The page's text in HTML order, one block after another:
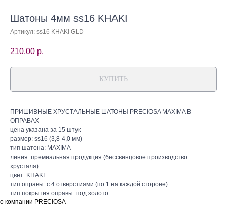
Шатоны 4мм ss16 KHAKI
Артикул: ss16 KHAKI GLD
210,00 р.
КУПИТЬ
ПРИШИВНЫЕ ХРУСТАЛЬНЫЕ ШАТОНЫ PRECIOSA MAXIMA В
ОПРАВАХ
цена указана за 15 штук
размер: ss16 (3,8-4,0 мм)
тип шатона: MAXIMA
линия: премиальная продукция (бессвинцовое производство
хрусталя)
цвет: KHAKI
тип оправы: с 4 отверстиями (по 1 на каждой стороне)
тип покрытия оправы: под золото
о компании PRECIOSA